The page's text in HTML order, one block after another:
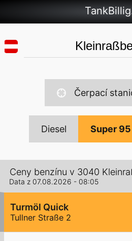
Čerpací
Diesel Super 95
Ceny benzínu v 3040
Data z 07.08.2026 - 08:05
Turmöl Quick
Tullner Straße 2